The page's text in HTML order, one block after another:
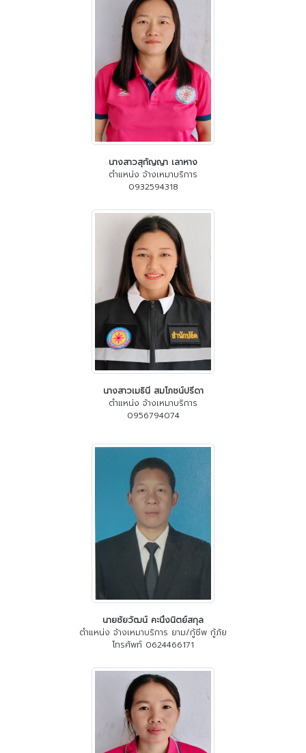
นางสาวสุกัญญา เลาหาง
ตำแหน่ง จ้างเหมาบริการ
0932594318
นางสาวเมธินี สมโภชน์ปรีดา
ตำแหน่ง จ้างเหมาบริการ
0956794074
นายชัยวัฒน์ คะนึงนิตย์สกุล
ตำแหน่ง จ้างเหมาบริการ ยาม/กู้ชีพ กู้ภัย
โทรศัพท์ 0624466171